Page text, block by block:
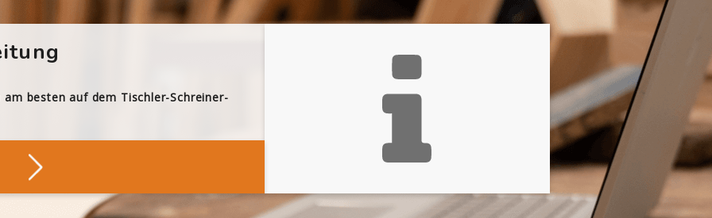
besten auf dem Tischler-Schreiner-